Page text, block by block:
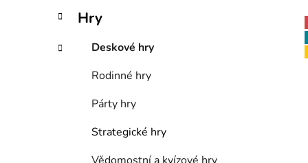
P
s
Přeskočit
kategorie
K
a
e
Hry
Deskové hry
Rodinné hry
Párty hry
Strategické hry